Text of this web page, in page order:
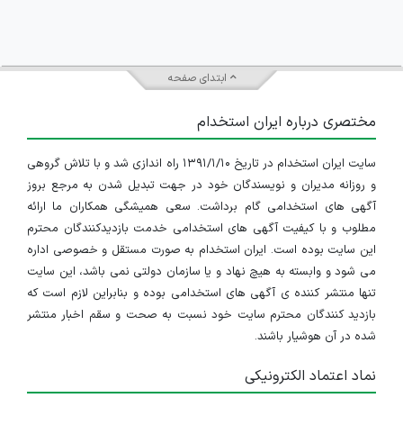
ابتدای صفحه
مختصری درباره ایران استخدام
سایت ایران استخدام در تاریخ ۱۳۹۱/۱/۱۰ راه اندازی شد و با تلاش گروهی
و روزانه مدیران و نویسندگان خود در جهت تبدیل شدن به مرجع بروز
آگهی های استخدامی گام برداشت. سعی همیشگی همکاران ما ارائه
مطلوب و با کیفیت آگهی های استخدامی خدمت بازدیدکنندگان محترم
این سایت بوده است. ایران استخدام به صورت مستقل و خصوصی اداره
می شود و وابسته به هیچ نهاد و یا سازمان دولتی نمی باشد، این سایت
تنها منتشر کننده ی آگهی های استخدامی بوده و بنابراین لازم است که
بازدید کنندگان محترم سایت خود نسبت به صحت و سقم اخبار منتشر
شده در آن هوشیار باشند.
نماد اعتماد الکترونیکی